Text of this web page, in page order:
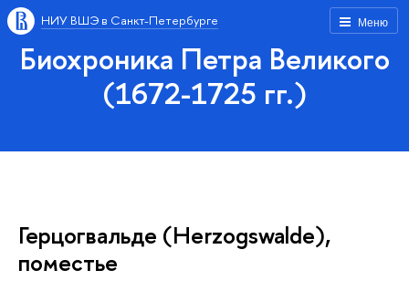
Меню
НИУ ВШЭ в Санкт-Петербурге
Биохроника Петра Великого
(1672-1725 гг.)
Герцогвальде (Herzogswalde),
поместье